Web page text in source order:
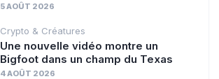
5 AOÛT 2026
Crypto & Créatures
Une nouvelle vidéo montre un
Bigfoot dans un champ du Texas
4 AOÛT 2026